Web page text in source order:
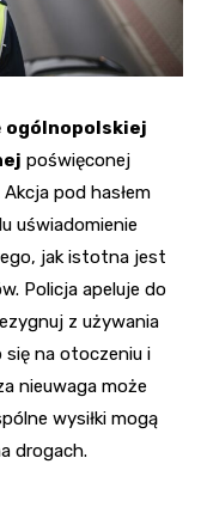
ogólnopolskiej
poświęconej
pod hasłem
uświadomienie
jak istotna jest
Policja apeluje do
z używania
się na otoczeniu i
nieuwaga może
wysiłki mogą
drogach.